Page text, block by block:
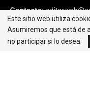
Contacto:
Síguenos:
Este sitio web utiliza
Asumiremos que está de
no participar si lo desea.